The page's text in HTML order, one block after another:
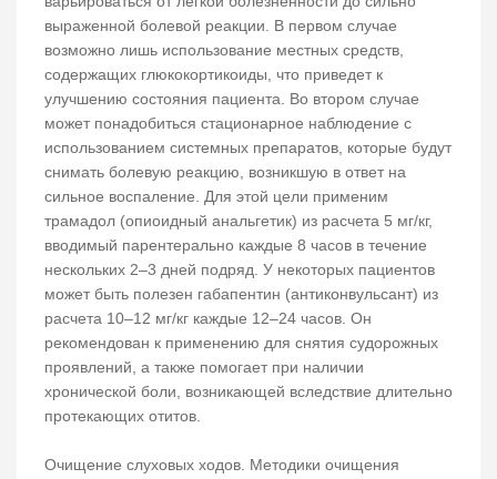
выраженной болевой реакции. В первом случае
возможно лишь использование местных средств,
содержащих глюкокортикоиды, что приведет к
улучшению состояния пациента. Во втором случае
может понадобиться стационарное наблюдение с
использованием системных препаратов, которые будут
снимать болевую реакцию, возникшую в ответ на
сильное воспаление. Для этой цели применим
трамадол (опиоидный анальгетик) из расчета 5 мг/кг,
вводимый парентерально каждые 8 часов в течение
нескольких 2–3 дней подряд. У некоторых пациентов
может быть полезен габапентин (антиконвульсант) из
расчета 10–12 мг/кг каждые 12–24 часов. Он
рекомендован к применению для снятия судорожных
проявлений, а также помогает при наличии
хронической боли, возникающей вследствие длительно
протекающих отитов.
Очищение слуховых ходов. Методики очищения